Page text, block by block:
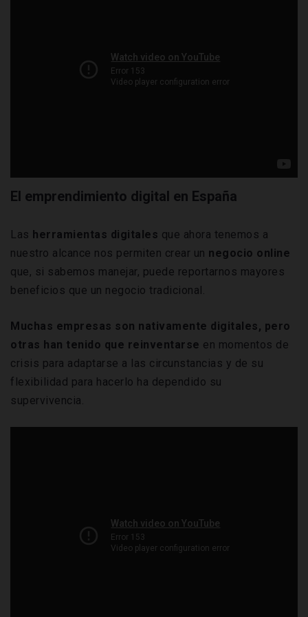
El emprendimiento digital en España
Las herramientas digitales que ahora tenemos a
nuestro alcance nos permiten crear un negocio online
que, si sabemos manejar, puede reportarnos mayores
beneficios que un negocio tradicional.
Muchas empresas son nativamente digitales, pero
otras han tenido que reinventarse en momentos de
crisis para adaptarse a las circunstancias y de su
flexibilidad para hacerlo ha dependido su
supervivencia.